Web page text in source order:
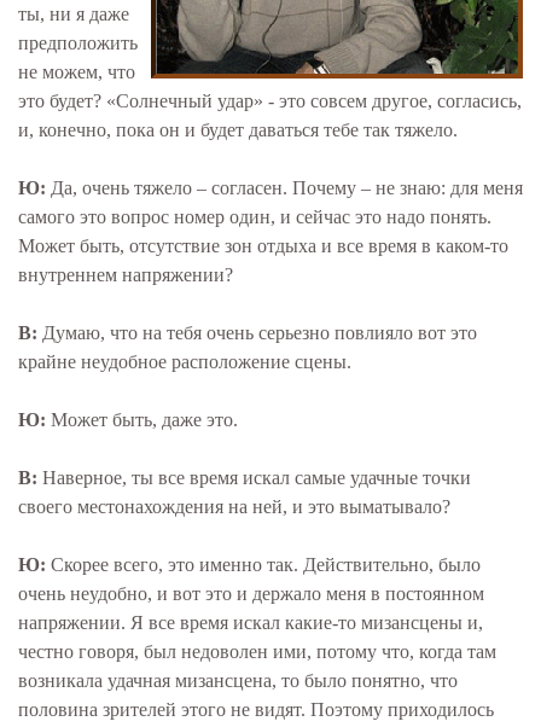
ты, ни я даже
предположить
не можем, что
это будет? «Солнечный удар» - это совсем другое, согласись,
и, конечно, пока он и будет даваться тебе так тяжело.
Ю: Да, очень тяжело – согласен. Почему – не знаю: для меня
самого это вопрос номер один, и сейчас это надо понять.
Может быть, отсутствие зон отдыха и все время в каком-то
внутреннем напряжении?
В: Думаю, что на тебя очень серьезно повлияло вот это
крайне неудобное расположение сцены.
Ю: Может быть, даже это.
В: Наверное, ты все время искал самые удачные точки
своего местонахождения на ней, и это выматывало?
Ю: Скорее всего, это именно так. Действительно, было
очень неудобно, и вот это и держало меня в постоянном
напряжении. Я все время искал какие-то мизансцены и,
честно говоря, был недоволен ими, потому что, когда там
возникала удачная мизансцена, то было понятно, что
половина зрителей этого не видят. Поэтому приходилось